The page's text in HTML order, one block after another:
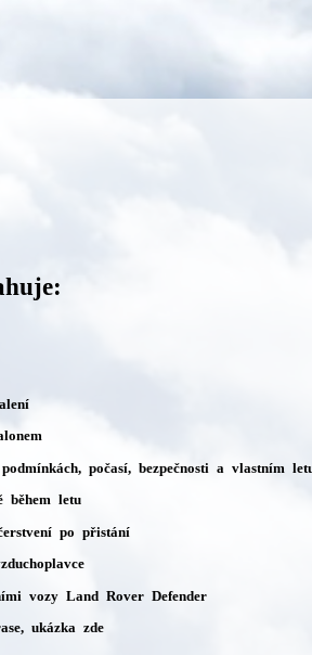
počasí, bezpečnosti a vlastním
během letu
po přistání
vozy Land Rover Defender
ukázka zde